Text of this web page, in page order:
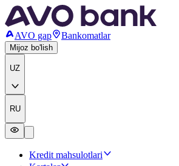
AVO gap Bankomatlar
Mijoz bo'lish
UZ
RU
Kredit mahsulotlari